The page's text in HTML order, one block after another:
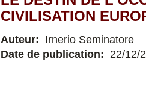
CIVILISATION
Auteur: Irnerio Seminatore
Date de publication: 22/12/